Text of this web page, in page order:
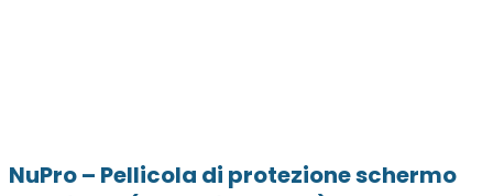
NuPro – Pellicola di protezione schermo